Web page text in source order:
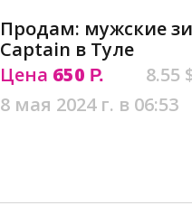
Продам: мужские
Captain в Туле
Цена 650 Р.
8.55
8 мая 2024 г. в 06:53